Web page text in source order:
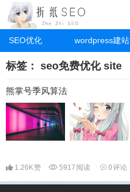
SEO优化 wordpress建站
标签： seo免费优化 site
熊掌号季风算法
1.26K赞 5917 阅读 0评论